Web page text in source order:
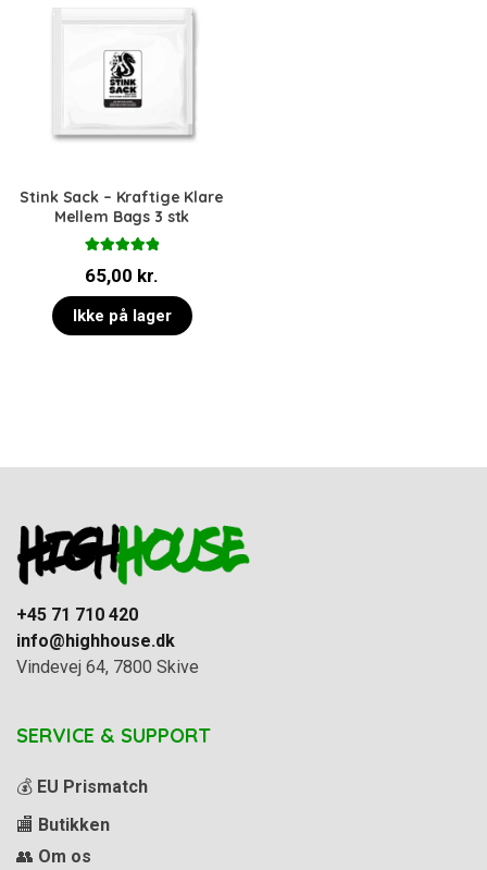
Stink Sack – Kraftige Klare
Mellem Bags 3 stk
5.00ud af 5
65,00 kr.
Ikke på lager
+45 71 710 420
info@highhouse.dk
Vindevej 64, 7800 Skive
SERVICE & SUPPORT
💰 EU Prismatch
🏬 Butikken
👥 Om os